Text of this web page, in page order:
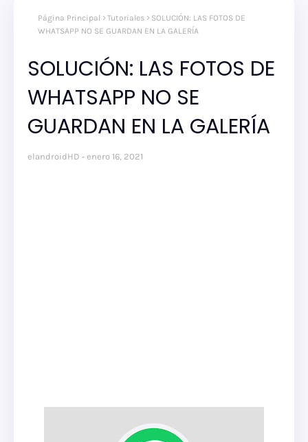
Página Principal Tutoriales
SOLUCIÓN: LAS FOTOS DE
WHATSAPP NO SE GUARDAN EN LA GALERÍA
SOLUCIÓN: LAS FOTOS DE
WHATSAPP NO SE
GUARDAN EN LA GALERÍA
elandroidHD enero 16, 2021